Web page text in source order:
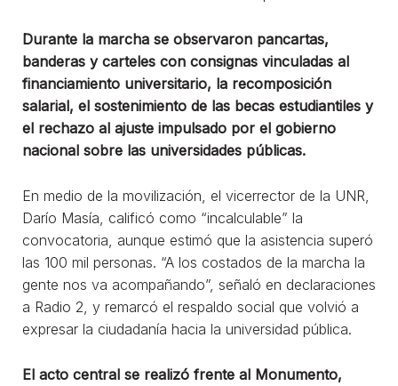
Durante la marcha se observaron pancartas,
banderas y carteles con consignas vinculadas al
financiamiento universitario, la recomposición
salarial, el sostenimiento de las becas estudiantiles y
el rechazo al ajuste impulsado por el gobierno
nacional sobre las universidades públicas.
En medio de la movilización, el vicerrector de la UNR,
Darío Masía, calificó como “incalculable” la
convocatoria, aunque estimó que la asistencia superó
las 100 mil personas. “A los costados de la marcha la
gente nos va acompañando”, señaló en declaraciones
a Radio 2, y remarcó el respaldo social que volvió a
expresar la ciudadanía hacia la universidad pública.
El acto central se realizó frente al Monumento,